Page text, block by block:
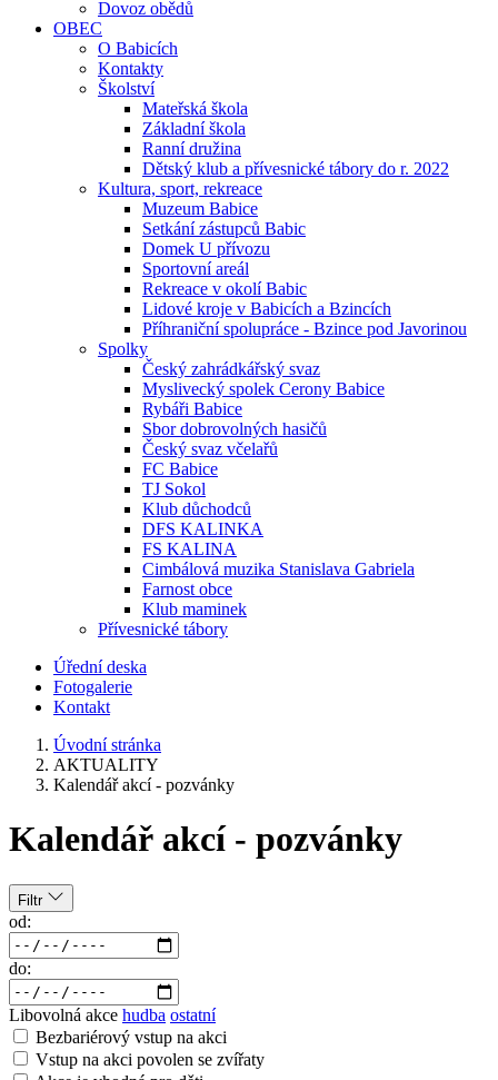
Dovoz obědů
OBEC
O Babicích
Kontakty
Školství
Mateřská škola
Základní škola
Ranní družina
Dětský klub a přívesnické tábory do r. 2022
Kultura, sport, rekreace
Muzeum Babice
Setkání zástupců Babic
Domek U přívozu
Sportovní areál
Rekreace v okolí Babic
Lidové kroje v Babicích a Bzincích
Příhraniční spolupráce - Bzince pod Javorinou
Spolky
Český zahrádkářský svaz
Myslivecký spolek Cerony Babice
Rybáři Babice
Sbor dobrovolných hasičů
Český svaz včelařů
FC Babice
TJ Sokol
Klub důchodců
DFS KALINKA
FS KALINA
Cimbálová muzika Stanislava Gabriela
Farnost obce
Klub maminek
Přívesnické tábory
Úřední deska
Fotogalerie
Kontakt
Úvodní stránka
AKTUALITY
Kalendář akcí - pozvánky
Kalendář akcí - pozvánky
Filtr
od:
do:
Libovolná akce hudba ostatní
Bezbariérový vstup na akci
Vstup na akci povolen se zvířaty